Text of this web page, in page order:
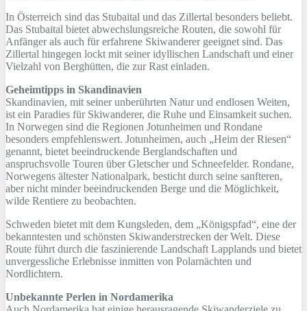
In Österreich sind das Stubaital und das Zillertal besonders beliebt.
Das Stubaital bietet abwechslungsreiche Routen, die sowohl für
Anfänger als auch für erfahrene Skiwanderer geeignet sind. Das
Zillertal hingegen lockt mit seiner idyllischen Landschaft und einer
Vielzahl von Berghütten, die zur Rast einladen.
Geheimtipps in Skandinavien
Skandinavien, mit seiner unberührten Natur und endlosen Weiten,
ist ein Paradies für Skiwanderer, die Ruhe und Einsamkeit suchen.
In Norwegen sind die Regionen Jotunheimen und Rondane
besonders empfehlenswert. Jotunheimen, auch „Heim der Riesen“
genannt, bietet beeindruckende Berglandschaften und
anspruchsvolle Touren über Gletscher und Schneefelder. Rondane,
Norwegens ältester Nationalpark, besticht durch seine sanfteren,
aber nicht minder beeindruckenden Berge und die Möglichkeit,
wilde Rentiere zu beobachten.
Schweden bietet mit dem Kungsleden, dem „Königspfad“, eine der
bekanntesten und schönsten Skiwanderstrecken der Welt. Diese
Route führt durch die faszinierende Landschaft Lapplands und bietet
unvergessliche Erlebnisse inmitten von Polarnächten und
Nordlichtern.
Unbekannte Perlen in Nordamerika